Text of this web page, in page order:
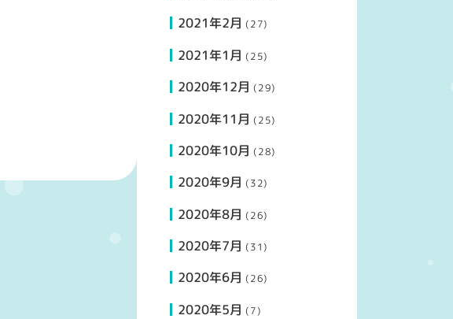
2021年2月 (27)
2021年1月 (25)
2020年12月 (29)
2020年11月 (25)
2020年10月 (28)
2020年9月 (32)
2020年8月 (26)
2020年7月 (31)
2020年6月 (26)
2020年5月 (7)